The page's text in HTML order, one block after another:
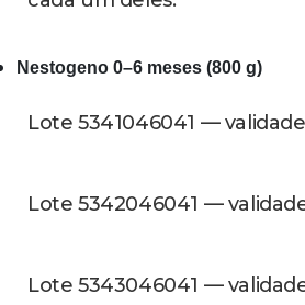
Nestogeno 0–6 meses (800 g)
Lote 5341046041 —
Lote 5342046041 —
Lote 5343046041 —